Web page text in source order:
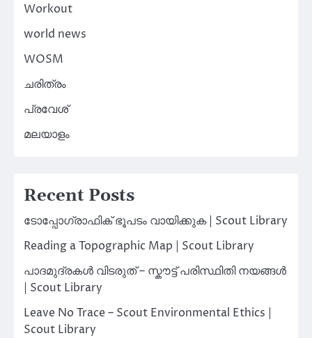
Workout
world news
WOSM
ചരിത്രം
പ്രവേശ്
മലയാളം
Recent Posts
ടോപ്പോഗ്രാഫിക് ഭൂപടം വായിക്കുക | Scout Library
Reading a Topographic Map | Scout Library
പാദമുദ്രകൾ വിടരുത് – സ്കൗട്ട് പരിസ്ഥിതി നയങ്ങൾ
| Scout Library
Leave No Trace – Scout Environmental Ethics |
Scout Library